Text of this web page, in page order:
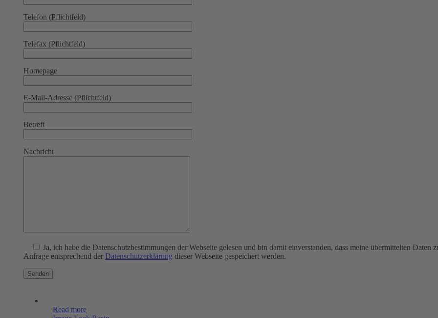
Telefon (Pflichtfeld)
Telefax (Pflichtfeld)
Homepage
E-Mail-Adresse (Pflichtfeld)
Betreff
Nachricht
Ja, ich habe die Datenschutzbestimmungen der Webseite gelesen und bin damit einverstanden, dass meine übermittelten
Anfrage entsprechend der Datenschutzerklärung dieser Webseite gespeichert werden.
Read more